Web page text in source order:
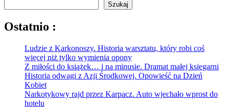
Szukaj
Ostatnio :
Ludzie z Karkonoszy. Historia warsztatu, który robi coś
więcej niż tylko wymienia opony
Z miłości do książek… i na minusie. Dramat małej księgarni
Historia odwagi z Azji Środkowej. Opowieść na Dzień
Kobiet
Narkotykowy rajd przez Karpacz. Auto wjechało wprost do
hotelu